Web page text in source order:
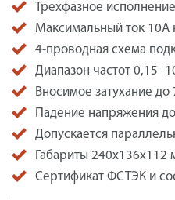
Трехфазное
Максимальный ток 10А
4-проводная схема
Диапазон частот
Вносимое затухание до
Падение напряжения
Допускается
Габариты 240х136х112
Сертификат ФСТЭК и